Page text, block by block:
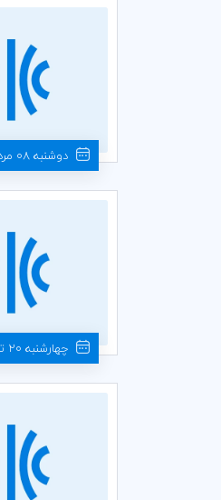
دوشنبه 08 مرداد 1397
چهارشنبه 20 تیر 1397